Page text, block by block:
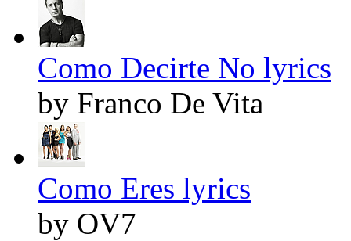
Como Decirte No lyrics
by Franco De Vita
Como Eres lyrics
by OV7